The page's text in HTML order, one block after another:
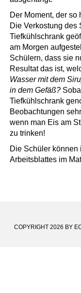
Der Moment, der so
Die Verkostung des
Tiefkühlschrank
am Morgen
Schülern, dass sie
Resultat das ist,
Wasser mit dem
in dem Gefäß?
Tiefkühlschrank
Beobachtungen
wenn man Eis am
zu trinken!
Die Schüler
Arbeitsblattes im
COPYRIGHT 2026 BY